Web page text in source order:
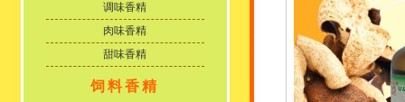
调味香精
肉味香精
甜味香精
饲料香精